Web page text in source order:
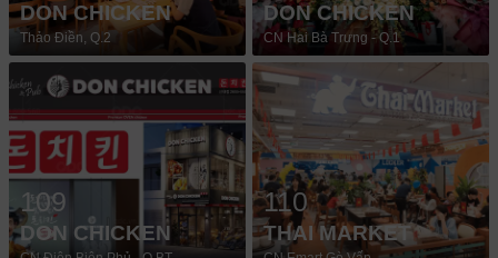
DON CHICKEN
Thảo Điền, Q.2
DON CHICKEN
CN Hai Bà Trưng - Q.1
109
DON CHICKEN
110
THAI MARKET